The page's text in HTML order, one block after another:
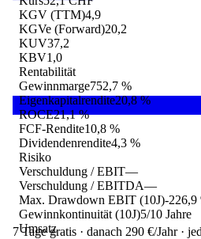
KGV (TTM)4,9
KGVe (Forward)20,2
KUV37,2
KBV1,0
Rentabilität
Gewinnmarge752,7 %
Eigenkapitalrendite20,8 %
ROCE21,1 %
FCF-Rendite10,8 %
Dividendenrendite4,3 %
Risiko
Verschuldung / EBIT—
Verschuldung / EBITDA—
Max. Drawdown EBIT (10J)-226,9
Gewinnkontinuität (10J)5/10 Jahre
Umsatz
7 Tage gratis · danach 290 €/Jahr ·